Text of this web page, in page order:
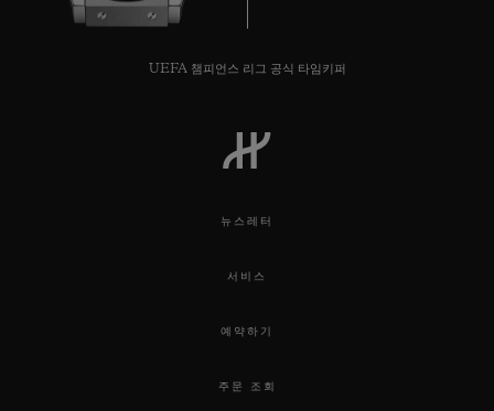
UEFA 챔피언스 리그 공식 타임키퍼
뉴스레터
서비스
예약하기
주문 조회